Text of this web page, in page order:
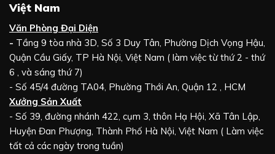
Việt Nam
Văn Phòng Đại Diện
- Tầng 9 tòa nhà 3D, Số 3 Duy Tân, Phường Dịch Vọng Hậu,
Quận Cầu Giấy, TP Hà Nội, Việt Nam ( làm việc từ thứ 2 - thứ
6 , và sáng thứ 7)
- Số 45/4 đường TA04, Phường Thới An, Quận 12 , HCM
Xưởng Sản Xuất
- Số 39, đường nhánh 422, cụm 3, thôn Hạ Hội, Xã Tân Lập,
Huyện Đan Phượng, Thành Phố Hà Nội, Việt Nam ( Làm việc
tất cả các ngày trong tuần)